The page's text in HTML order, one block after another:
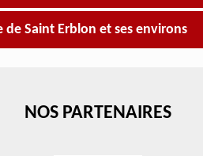
Saint Erblon et ses environs
NOS PARTENAIRES